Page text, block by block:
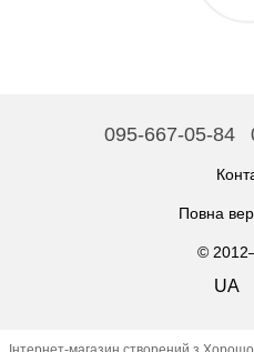
095-667-05-84
Повна
©
UA